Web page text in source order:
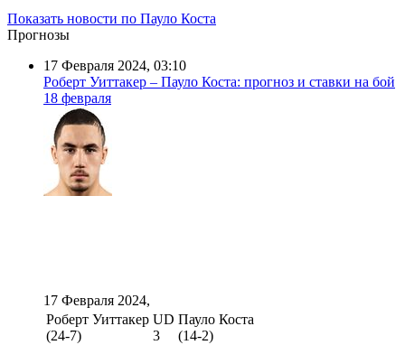
Показать новости по Пауло Коста
Прогнозы
17 Февраля 2024, 03:10
Роберт Уиттакер – Пауло Коста: прогноз и ставки на бой
18 февраля
17 Февраля 2024,
Роберт Уиттакер
(24-7)
UD
3
Пауло Коста
(14-2)